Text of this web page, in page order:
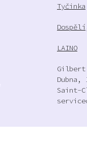
Tyčinka
Dospělí
LAINO
Gilbert
Dubna,
Saint-